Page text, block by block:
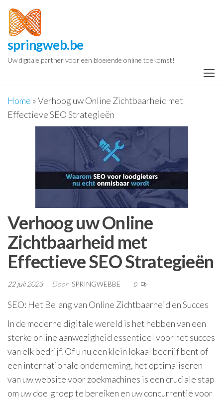
Spring
naar
de
inhoud
springweb.be
Uw digitale partner voor een bloeiende online toekomst!
Home »Verhoog uw Online Zichtbaarheid met
Effectieve SEO Strategieën
Verhoog uw Online
Zichtbaarheid met
Effectieve SEO Strategieën
22 juli 2023 Door SPRINGWEBBE 0
SEO: Het Belang van Online Zichtbaarheid en Succes
In de moderne digitale wereld is het hebben van een
sterke online aanwezigheid essentieel voor het succes
van elk bedrijf. Of u nu een klein lokaal bedrijf bent of
een internationale onderneming, het optimaliseren
van uw website voor zoekmachines is een cruciale stap
om uw doelgroep te bereiken en uw concurrentie voor